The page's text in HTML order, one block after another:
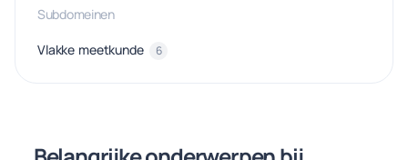
Subdomeinen
Vlakke meetkunde 6